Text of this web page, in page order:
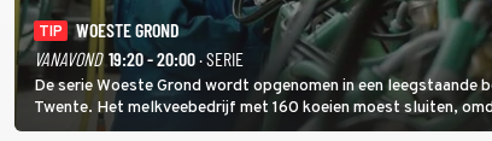
TIP
WOESTE GROND
VANAVOND 19:20 - 20:00· SERIE
De serie Woeste Grond wordt opgenomen in een leegstaande
Twente. Het melkveebedrijf met 160 koeien moest sluiten,
2000-gebied ligt. In de serie heerst er een gevaarlijke